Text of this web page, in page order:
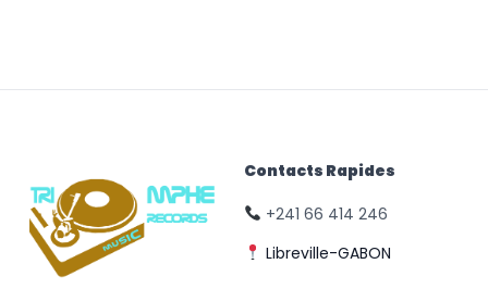
Contacts Rapides
+241 66 414 246
Libreville-GABON